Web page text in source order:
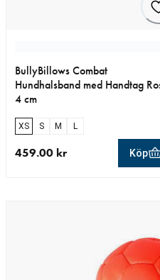
BullyBillows Combat
Hundhalsband med Handtag
4 cm
XS S M L
459.00 kr Köp